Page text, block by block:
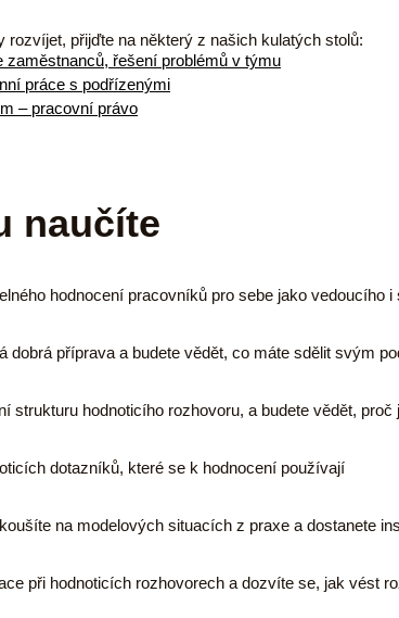
rozvíjet, přijďte na některý z našich kulatých stolů:
zaměstnanců, řešení problémů v týmu
práce s podřízenými
– pracovní právo
naučíte
hodnocení pracovníků pro sebe jako vedoucího i
dobrá příprava a budete vědět, co máte sdělit svým
strukturu hodnoticího rozhovoru, a budete vědět,
dotazníků, které se k hodnocení používají
na modelových situacích z praxe a dostanete
při hodnoticích rozhovorech a dozvíte se, jak vést